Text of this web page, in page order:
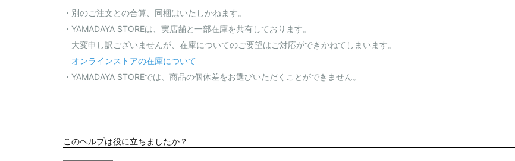
・別のご注文との合算、同梱はいたしかねます。
・YAMADAYA STOREは、実店舗と一部在庫を共有しております。
大変申し訳ございませんが、在庫についてのご要望はご対応ができかねてしまいます。
オンラインストアの在庫について
・YAMADAYA STOREでは、商品の個体差をお選びいただくことができません。
このヘルプは役に立ちましたか？